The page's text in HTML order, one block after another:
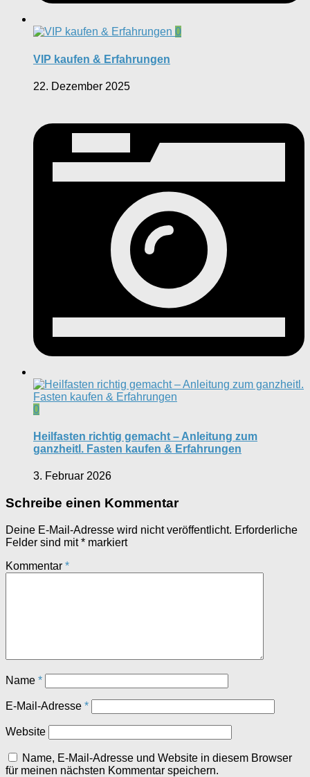
0
VIP kaufen & Erfahrungen
22. Dezember 2025
0
Heilfasten richtig gemacht – Anleitung zum
ganzheitl. Fasten kaufen & Erfahrungen
3. Februar 2026
Schreibe einen Kommentar
Deine E-Mail-Adresse wird nicht veröffentlicht. Erforderliche
Felder sind mit* markiert
Kommentar *
Name *
E-Mail-Adresse *
Website
Name, E-Mail-Adresse und Website in diesem Browser
für meinen nächsten Kommentar speichern.